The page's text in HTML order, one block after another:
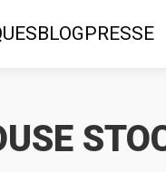
BLOGPRESSE